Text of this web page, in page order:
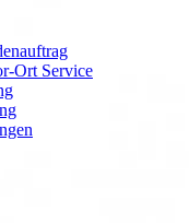
Ort Service